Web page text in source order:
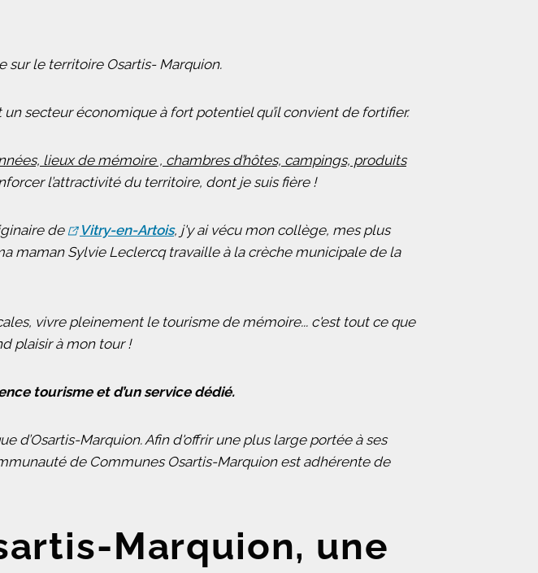
sur le territoire Osartis- Marquion.
secteur économique à fort potentiel qu’il convient de fortifier.
lieux de mémoire , chambres d’hôtes, campings, produits
l’attractivité du territoire, dont je suis fière !
de Vitry-en-Artois, j'y ai vécu mon collège, mes plus
maman Sylvie Leclercq travaille à la crèche municipale de la
vivre pleinement le tourisme de mémoire... c'est tout ce que
plaisir à mon tour !
tourisme et d’un service dédié.
d’Osartis-Marquion. Afin d'offrir une plus large portée à ses
de Communes Osartis-Marquion est adhérente de
Marquion, une